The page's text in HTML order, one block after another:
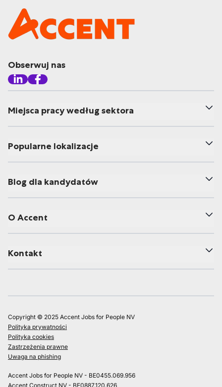
Obserwuj nas
Miejsca pracy według sektora
Popularne lokalizacje
Blog dla kandydatów
O Accent
Kontakt
Copyright © 2025 Accent Jobs for People NV
Polityka prywatności
Polityka cookies
Zastrzeżenia prawne
Uwaga na phishing
Accent Jobs for People NV - BE0455.069.956
Accent Construct NV - BE0887.120.626